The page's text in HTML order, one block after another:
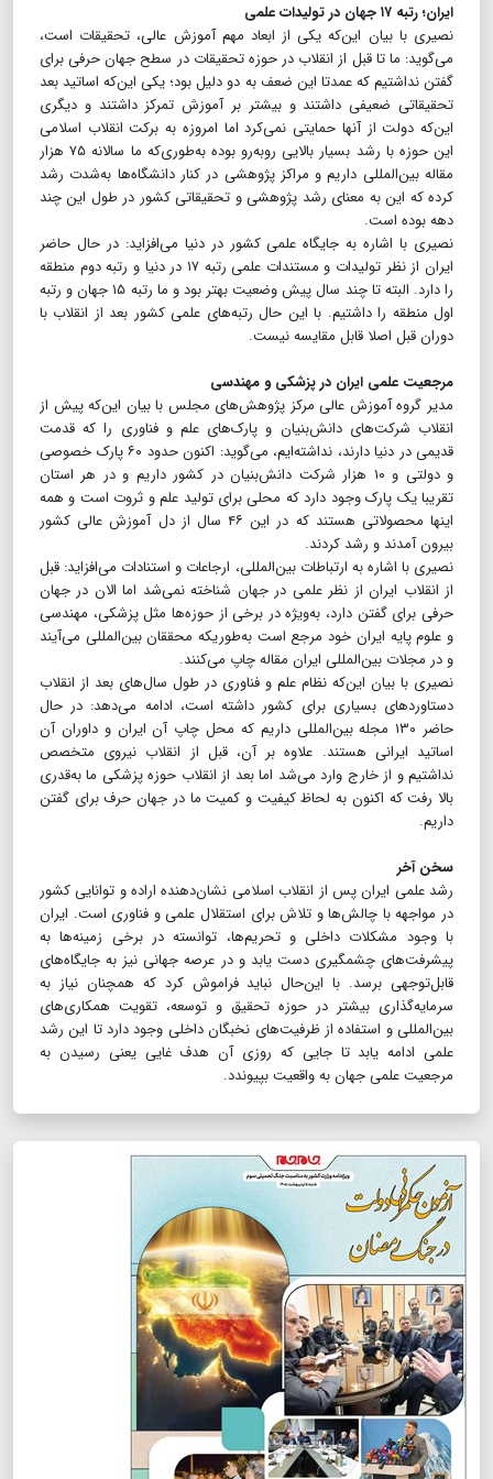
ایران؛ رتبه ۱۷ جهان در تولیدات علمی
نصیری با بیان این‌که یکی از ابعاد مهم آموزش عالی، تحقیقات است،
می‌گوید: ما تا قبل از انقلاب در حوزه تحقیقات در سطح جهان حرفی برای
گفتن نداشتیم که عمدتا این ضعف به دو دلیل بود؛ یکی این‌که اساتید بعد
تحقیقاتی ضعیفی داشتند و بیشتر بر آموزش تمرکز داشتند و دیگری
این‌که دولت از آنها حمایتی نمی‌کرد اما امروزه به برکت انقلاب اسلامی
این حوزه با رشد بسیار بالایی روبه‌رو بوده به‌طوری‌که ما سالانه ۷۵ هزار
مقاله بین‌المللی داریم و مراکز پژوهشی در کنار دانشگاه‌ها به‌شدت رشد
کرده که این به معنای رشد پژوهشی و تحقیقاتی کشور در طول این چند
دهه بوده است.
نصیری با اشاره به جایگاه علمی کشور در دنیا می‌افزاید: در حال حاضر
ایران از نظر تولیدات و مستندات علمی رتبه ۱۷ در دنیا و رتبه دوم منطقه
را دارد. البته تا چند سال پیش وضعیت بهتر بود و ما رتبه ۱۵ جهان و رتبه
اول منطقه را داشتیم. با این حال رتبه‌های علمی کشور بعد از انقلاب با
دوران قبل اصلا قابل مقایسه نیست.
مرجعیت علمی ایران در پزشکی و مهندسی
مدیر گروه آموزش عالی مرکز پژوهش‌های مجلس با بیان این‌که پیش از
انقلاب شرکت‌های دانش‌بنیان و پارک‌های علم و فناوری را که قدمت
قدیمی در دنیا دارند، نداشته‌ایم، می‌گوید: اکنون حدود ۶۰ پارک خصوصی
و دولتی و ۱۰ هزار شرکت دانش‌بنیان در کشور داریم و در هر استان
تقریبا یک پارک وجود دارد که محلی برای تولید علم و ثروت است و همه
اینها محصولاتی هستند که در این ۴۶ سال از دل آموزش عالی کشور
بیرون آمدند و رشد کردند.
نصیری با اشاره به ارتباطات بین‌المللی، ارجاعات و استنادات می‌افزاید: قبل
از انقلاب ایران از نظر علمی در جهان شناخته نمی‌شد اما الان در جهان
حرفی برای گفتن دارد، به‌ویژه در برخی از حوزه‌ها مثل پزشکی، مهندسی
و علوم پایه ایران خود مرجع است به‌طوریکه محققان بین‌المللی می‌آیند
و در مجلات بین‌المللی ایران مقاله چاپ می‌کنند.
نصیری با بیان این‌که نظام علم و فناوری در طول سال‌های بعد از انقلاب
دستاوردهای بسیاری برای کشور داشته است، ادامه می‌دهد: در حال
حاضر ۱۳۰ مجله بین‌المللی داریم که محل چاپ آن ایران و داوران آن
اساتید ایرانی هستند. علاوه بر آن، قبل از انقلاب نیروی متخصص
نداشتیم و از خارج وارد ‌می‌شد اما بعد از انقلاب حوزه پزشکی ما به‌قدری
بالا رفت که اکنون به لحاظ کیفیت و کمیت ما در جهان حرف برای گفتن
داریم.
​​​​​​​سخن آخر
رشد علمی ایران پس از انقلاب اسلامی نشان‌دهنده اراده و توانایی کشور
در مواجهه با چالش‌ها و تلاش برای استقلال علمی و فناوری است. ایران
با وجود مشکلات داخلی و تحریم‌ها، توانسته در برخی زمینه‌ها به
پیشرفت‌های چشمگیری دست یابد و در عرصه جهانی نیز به جایگاه‌های
قابل‌توجهی برسد. با این‌حال نباید فراموش کرد که همچنان نیاز به
سرمایه‌گذاری بیشتر در حوزه تحقیق و توسعه، تقویت همکاری‌های
بین‌المللی و استفاده از ظرفیت‌های نخبگان داخلی وجود دارد تا این رشد
علمی ادامه یابد تا جایی که روزی آن هدف غایی یعنی رسیدن به
مرجعیت علمی جهان به واقعیت بپیوندد.